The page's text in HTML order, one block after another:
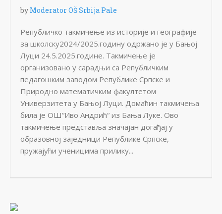
by Moderator OŠ Srbija Pale
Републичко такмичење из историје и географије
за школску2024/2025.годину одржано је у Бањој
Луци 24.5.2025.године. Такмичење је
организовано у сарадњи са Републичким
педагошким заводом Републике Српске и
Природно математичким факултетом
Универзитета у Бањој Луци. Домаћин такмичења
била је ОШ“Иво Андрић“ из Бања Луке. Ово
такмичење представља значајан догађај у
образовној заједници Републике Српске,
пружајући ученицима прилику...